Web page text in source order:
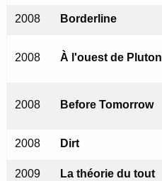
2008 Borderline
2008 À l'ouest de Pluton
2008 Before Tomorrow
2008 Dirt
2009 La théorie du tout